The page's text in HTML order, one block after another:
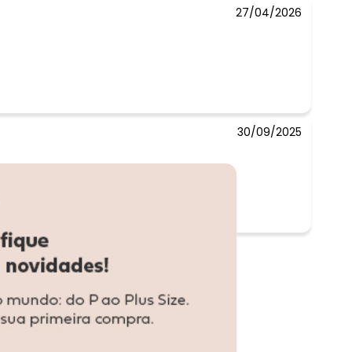
27/04/2026
30/09/2025